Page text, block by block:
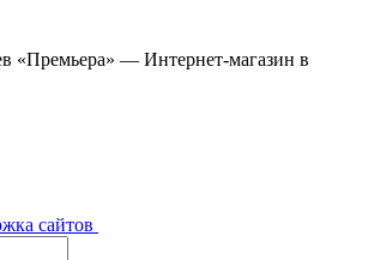
«Премьера» — Интернет-магазин в
сайтов